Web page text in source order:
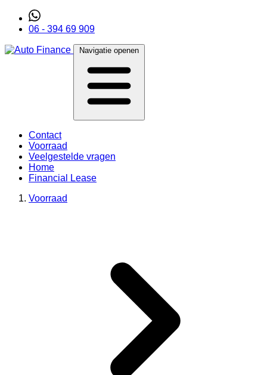
06 - 394 69 909
Navigatie openen
Contact
Voorraad
Veelgestelde vragen
Home
Financial Lease
Voorraad